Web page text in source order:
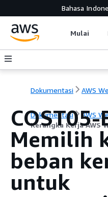
Bahasa
Mulai
Dokumentasi AWS
Dokumentasi
AWS
Kerangka Kerja AWS
COST05-
Memilih
beban
untuk